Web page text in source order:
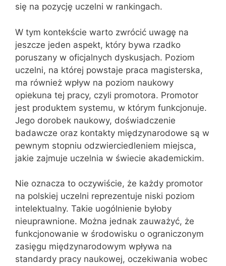
się na pozycję uczelni w rankingach.
W tym kontekście warto zwrócić uwagę na
jeszcze jeden aspekt, który bywa rzadko
poruszany w oficjalnych dyskusjach. Poziom
uczelni, na której powstaje praca magisterska,
ma również wpływ na poziom naukowy
opiekuna tej pracy, czyli promotora. Promotor
jest produktem systemu, w którym funkcjonuje.
Jego dorobek naukowy, doświadczenie
badawcze oraz kontakty międzynarodowe są w
pewnym stopniu odzwierciedleniem miejsca,
jakie zajmuje uczelnia w świecie akademickim.
Nie oznacza to oczywiście, że każdy promotor
na polskiej uczelni reprezentuje niski poziom
intelektualny. Takie uogólnienie byłoby
nieuprawnione. Można jednak zauważyć, że
funkcjonowanie w środowisku o ograniczonym
zasięgu międzynarodowym wpływa na
standardy pracy naukowej, oczekiwania wobec